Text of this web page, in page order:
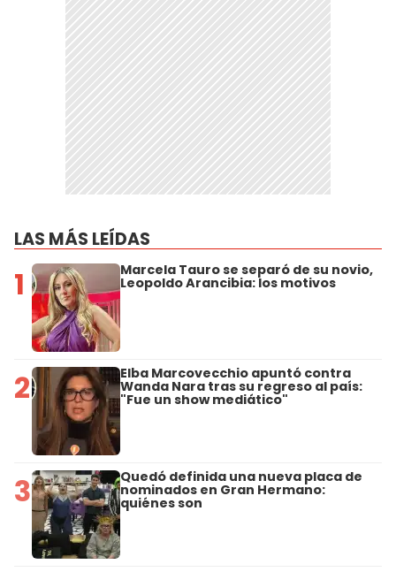
LAS MÁS LEÍDAS
1 Marcela Tauro se separó de su novio,
Leopoldo Arancibia: los motivos
2 Elba Marcovecchio apuntó contra
Wanda Nara tras su regreso al país:
"Fue un show mediático"
3 Quedó definida una nueva placa de
nominados en Gran Hermano:
quiénes son